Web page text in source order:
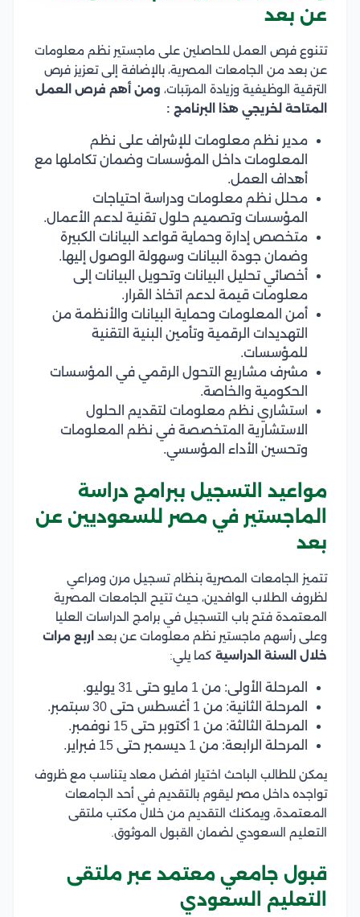
عن بعد
تتنوع فرص العمل للحاصلين على ماجستير نظم معلومات
عن بعد من الجامعات المصرية، بالإضافة إلى تعزيز فرص
الترقية الوظيفية وزيادة المرتبات، ومن أهم فرص العمل
المتاحة لخريجي هذا البرنامج :
مدير نظم معلومات للإشراف على نظم
المعلومات داخل المؤسسات وضمان تكاملها مع
أهداف العمل.
محلل نظم معلومات ودراسة احتياجات
المؤسسات وتصميم حلول تقنية لدعم الأعمال.
متخصص إدارة وحماية قواعد البيانات الكبيرة
وضمان جودة البيانات وسهولة الوصول إليها.
أخصائي تحليل البيانات وتحويل البيانات إلى
معلومات قيمة لدعم اتخاذ القرار.
أمن المعلومات وحماية البيانات والأنظمة من
التهديدات الرقمية وتأمين البنية التقنية
للمؤسسات.
مشرف مشاريع التحول الرقمي في المؤسسات
الحكومية والخاصة.
استشاري نظم معلومات لتقديم الحلول
الاستشارية المتخصصة في نظم المعلومات
وتحسين الأداء المؤسسي.
مواعيد التسجيل ببرامج دراسة
الماجستير في مصر للسعوديين عن
بعد
تتميز الجامعات المصرية بنظام تسجيل مرن ومراعي
لظروف الطلاب الوافدين، حيث تتيح الجامعات المصرية
المعتمدة فتح باب التسجيل في برامج الدراسات العليا
وعلى رأسهم ماجستير نظم معلومات عن بعد اربع مرات
خلال السنة
الدراسية كما يلي:
المرحلة الأولى: من 1 مايو حتى 31 يوليو.
المرحلة الثانية: من 1 أغسطس حتى 30 سبتمبر.
المرحلة الثالثة: من 1 أكتوبر حتى 15 نوفمبر.
المرحلة الرابعة: من 1 ديسمبر حتى 15 فبراير.
يمكن للطالب الباحث اختيار افضل معاد يتناسب مع ظروف
تواجده داخل مصر ليقوم بالتقديم في أحد الجامعات
المعتمدة، ويمكنك التقديم من خلال مكتب ملتقى
التعليم السعودي لضمان القبول الموثوق.
قبول جامعي معتمد عبر ملتقى
التعليم السعودي